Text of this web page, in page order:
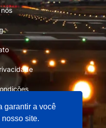
garantir a você
site.